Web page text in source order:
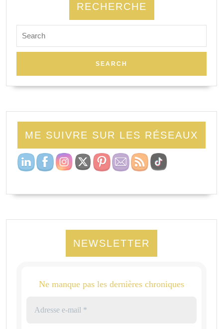
RECHERCHE
ME SUIVRE SUR LES RÉSEAUX
NEWSLETTER
Ne manque pas les dernières chroniques